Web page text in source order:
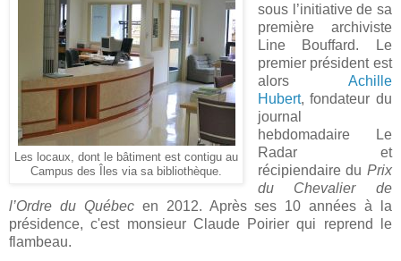
Les locaux, dont le bâtiment est contigu au
Campus des Îles via sa bibliothèque.
sous l’initiative de sa
première archiviste
Line Bouffard. Le
premier président est
alors Achille
Hubert, fondateur du
journal
hebdomadaire Le
Radar et
récipiendaire du Prix
du Chevalier de
l’Ordre du Québecen 2012. Après ses 10 années à la
présidence, c'est monsieur Claude Poirier qui reprend le
flambeau.